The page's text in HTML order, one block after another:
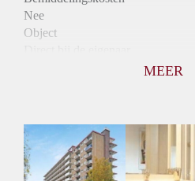
Nee
Object
Huurtoeslag
Niet mogelijk
Inkomen eis
MEER